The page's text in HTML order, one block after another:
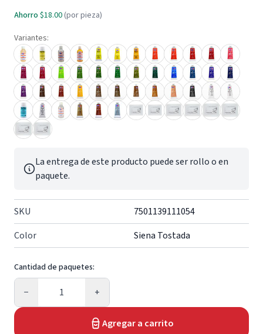
Ahorro $18.00 (por pieza)
Variantes:
La entrega de este producto puede ser rollo o en
paquete.
SKU
7501139111054
Color
Siena Tostada
Cantidad de paquetes:
−
Cantidad
+
Agregar a carrito